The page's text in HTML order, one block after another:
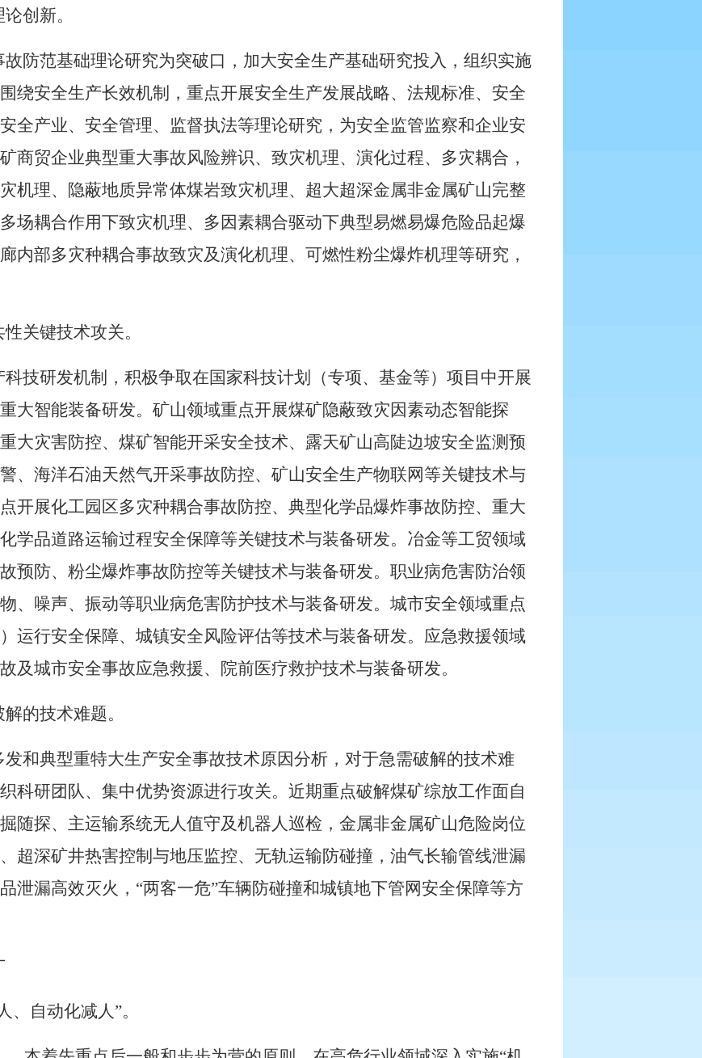
创新。
防范基础理论研究为突破口，加大安全生产基础研究投入，组织实施
绕安全生产长效机制，重点开展安全生产发展战略、法规标准、安全
全产业、安全管理、监督执法等理论研究，为安全监管监察和企业安
商贸企业典型重大事故风险辨识、致灾机理、演化过程、多灾耦合，
机理、隐蔽地质异常体煤岩致灾机理、超大超深金属非金属矿山完整
场耦合作用下致灾机理、多因素耦合驱动下典型易燃易爆危险品起爆
内部多灾种耦合事故致灾及演化机理、可燃性粉尘爆炸机理等研究，
关键技术攻关。
技研发机制，积极争取在国家科技计划（专项、基金等）项目中开展
大智能装备研发。矿山领域重点开展煤矿隐蔽致灾因素动态智能探
大灾害防控、煤矿智能开采安全技术、露天矿山高陡边坡安全监测预
、海洋石油天然气开采事故防控、矿山安全生产物联网等关键技术与
开展化工园区多灾种耦合事故防控、典型化学品爆炸事故防控、重大
学品道路运输过程安全保障等关键技术与装备研发。冶金等工贸领域
预防、粉尘爆炸事故防控等关键技术与装备研发。职业病危害防治领
、噪声、振动等职业病危害防护技术与装备研发。城市安全领域重点
运行安全保障、城镇安全风险评估等技术与装备研发。应急救援领域
及城市安全事故应急救援、院前医疗救护技术与装备研发。
的技术难题。
和典型重特大生产安全事故技术原因分析，对于急需破解的技术难
科研团队、集中优势资源进行攻关。近期重点破解煤矿综放工作面自
随探、主运输系统无人值守及机器人巡检，金属非金属矿山危险岗位
超深矿井热害控制与地压监控、无轨运输防碰撞，油气长输管线泄漏
泄漏高效灭火，“两客一危”车辆防碰撞和城镇地下管网安全保障等方
、自动化减人”。